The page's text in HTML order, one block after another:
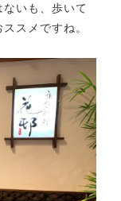
いも、歩いて
スメですね。